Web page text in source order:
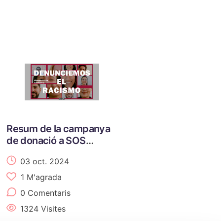
Resum de la campanya
de donació a SOS
Racisme Catalunya:
Gràcies pel suport!
03 oct. 2024
1 M'agrada
0 Comentaris
1324 Visites